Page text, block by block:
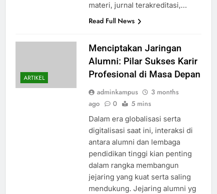
materi, jurnal terakreditasi,…
Read Full News
ARTIKEL
Menciptakan Jaringan
Alumni: Pilar Sukses Karir
Profesional di Masa Depan
adminkampus
3 months
ago
0 5 mins
Dalam era globalisasi serta
digitalisasi saat ini, interaksi di
antara alumni dan lembaga
pendidikan tinggi kian penting
dalam rangka membangun
jejaring yang kuat serta saling
mendukung. Jejaring alumni yg